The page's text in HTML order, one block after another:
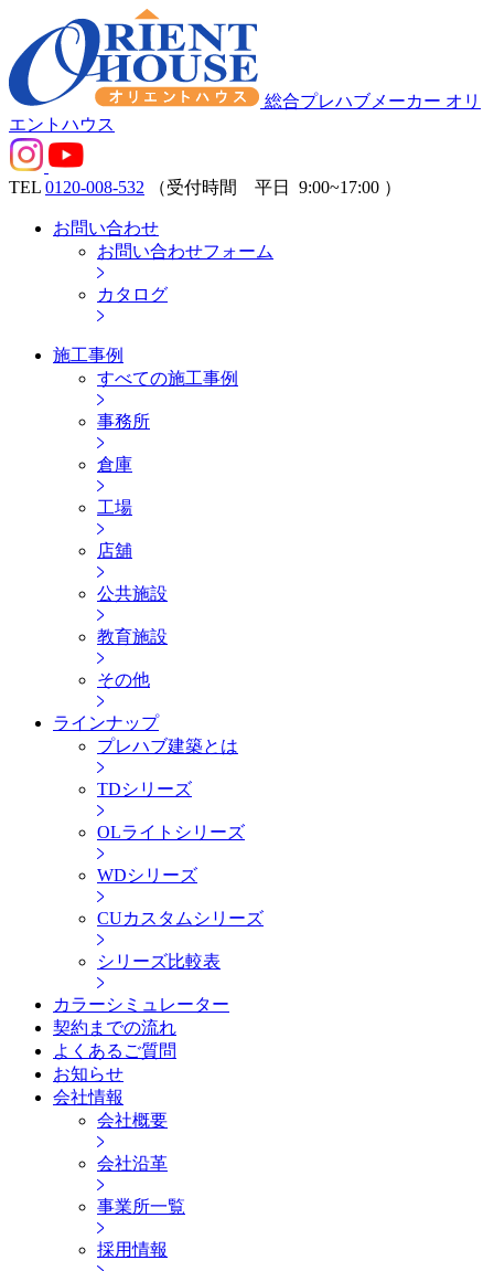
総合プレハブメーカー オリ
エントハウス
TEL 0120-008-532 （受付時間 平日 9:00~17:00 ）
お問い合わせ
お問い合わせフォーム
カタログ
施工事例
すべての施工事例
事務所
倉庫
工場
店舖
公共施設
教育施設
その他
ラインナップ
プレハブ建築とは
TDシリーズ
OLライトシリーズ
WDシリーズ
CUカスタムシリーズ
シリーズ比較表
カラーシミュレーター
契約までの流れ
よくあるご質問
お知らせ
会社情報
会社概要
会社沿革
事業所一覧
採用情報